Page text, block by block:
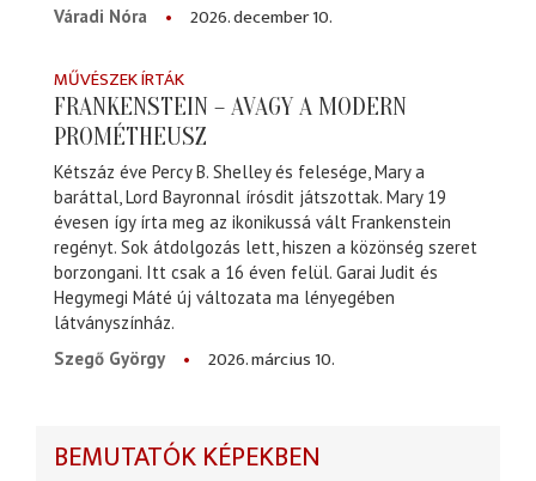
Váradi Nóra
2026. december 10.
MŰVÉSZEK ÍRTÁK
FRANKENSTEIN – AVAGY A MODERN
PROMÉTHEUSZ
Kétszáz éve Percy B. Shelley és felesége, Mary a
baráttal, Lord Bayronnal írósdit játszottak. Mary 19
évesen így írta meg az ikonikussá vált Frankenstein
regényt. Sok átdolgozás lett, hiszen a közönség szeret
borzongani. Itt csak a 16 éven felül. Garai Judit és
Hegymegi Máté új változata ma lényegében
látványszínház.
Szegő György
2026. március 10.
BEMUTATÓK KÉPEKBEN